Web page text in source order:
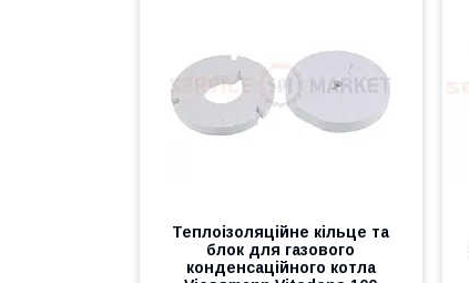
Теплоізоляційне кільце та
блок для газового
конденсаційного котла